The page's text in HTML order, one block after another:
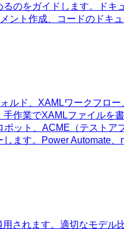
のをガイドします。ド
ント作成、コードのドキ
ルド、XAMLワークフロ
作業でXAMLファイル
ット、ACME（テスト
ます。Power Automate
されます。適切なモデ